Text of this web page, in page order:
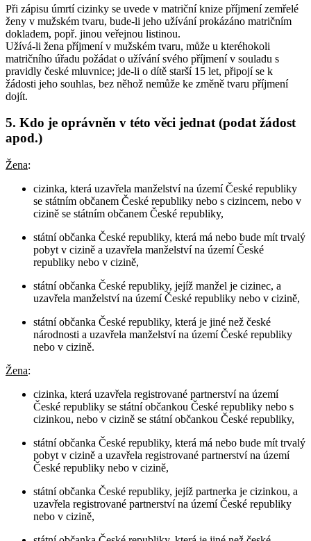
Při zápisu úmrtí cizinky se uvede v matriční knize příjmení zemřelé
ženy v mužském tvaru, bude-li jeho užívání prokázáno matričním
dokladem, popř. jinou veřejnou listinou.
Užívá-li žena příjmení v mužském tvaru, může u kteréhokoli
matričního úřadu požádat o užívání svého příjmení v souladu s
pravidly české mluvnice; jde-li o dítě starší 15 let, připojí se k
žádosti jeho souhlas, bez něhož nemůže ke změně tvaru příjmení
dojít.
5. Kdo je oprávněn v této věci jednat (podat žádost
apod.)
Žena:
cizinka, která uzavřela manželství na území České republiky
se státním občanem České republiky nebo s cizincem, nebo v
cizině se státním občanem České republiky,
státní občanka České republiky, která má nebo bude mít trvalý
pobyt v cizině a uzavřela manželství na území České
republiky nebo v cizině,
státní občanka České republiky, jejíž manžel je cizinec, a
uzavřela manželství na území České republiky nebo v cizině,
státní občanka České republiky, která je jiné než české
národnosti a uzavřela manželství na území České republiky
nebo v cizině.
Žena:
cizinka, která uzavřela registrované partnerství na území
České republiky se státní občankou České republiky nebo s
cizinkou, nebo v cizině se státní občankou České republiky,
státní občanka České republiky, která má nebo bude mít trvalý
pobyt v cizině a uzavřela registrované partnerství na území
České republiky nebo v cizině,
státní občanka České republiky, jejíž partnerka je cizinkou, a
uzavřela registrované partnerství na území České republiky
nebo v cizině,